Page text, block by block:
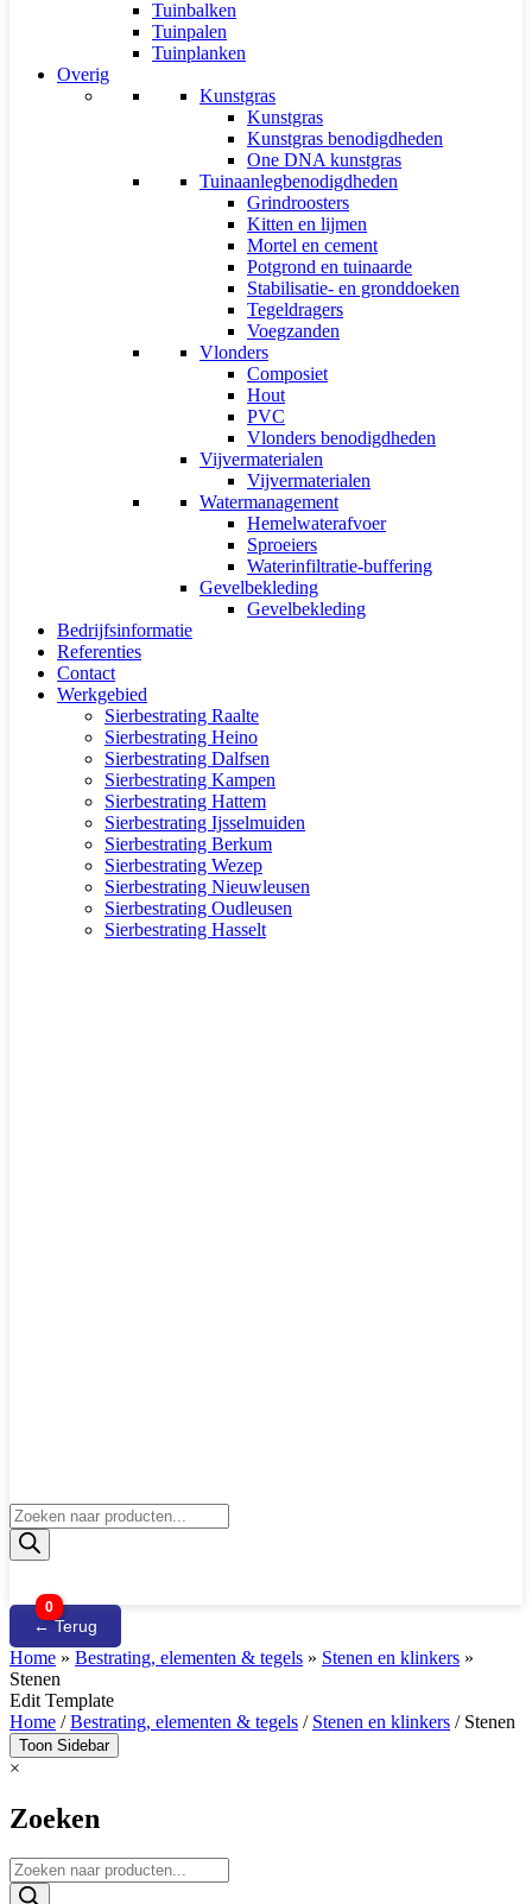
Tuinbalken
Tuinpalen
Tuinplanken
Overig
Kunstgras
Kunstgras
Kunstgras benodigdheden
One DNA kunstgras
Tuinaanlegbenodigdheden
Grindroosters
Kitten en lijmen
Mortel en cement
Potgrond en tuinaarde
Stabilisatie- en gronddoeken
Tegeldragers
Voegzanden
Vlonders
Composiet
Hout
PVC
Vlonders benodigdheden
Vijvermaterialen
Vijvermaterialen
Watermanagement
Hemelwaterafvoer
Sproeiers
Waterinfiltratie-buffering
Gevelbekleding
Gevelbekleding
Bedrijfsinformatie
Referenties
Contact
Werkgebied
Sierbestrating Raalte
Sierbestrating Heino
Sierbestrating Dalfsen
Sierbestrating Kampen
Sierbestrating Hattem
Sierbestrating Ijsselmuiden
Sierbestrating Berkum
Sierbestrating Wezep
Sierbestrating Nieuwleusen
Sierbestrating Oudleusen
Sierbestrating Hasselt
Producten
zoeken
0
← Terug
Home » Bestrating, elementen & tegels » Stenen en klinkers »
Stenen
Edit Template
Home /Bestrating, elementen & tegels / Stenen en klinkers / Stenen
Toon Sidebar
×
Zoeken
Producten
zoeken